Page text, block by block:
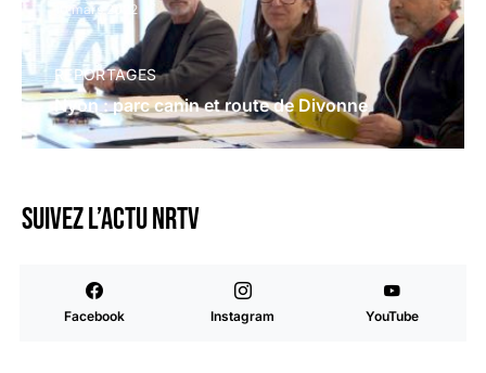
10 mars 2022
REPORTAGES
Nyon : parc canin et route de Divonne
Suivez l’actu NRTV
Facebook Instagram YouTube